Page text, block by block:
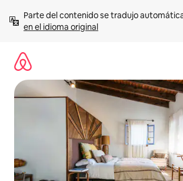
contenido
Parte del contenido se tradujo
en el idioma original